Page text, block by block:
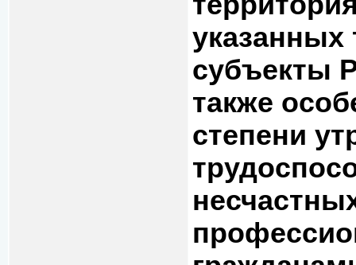
указанных
субъекты
также
степени